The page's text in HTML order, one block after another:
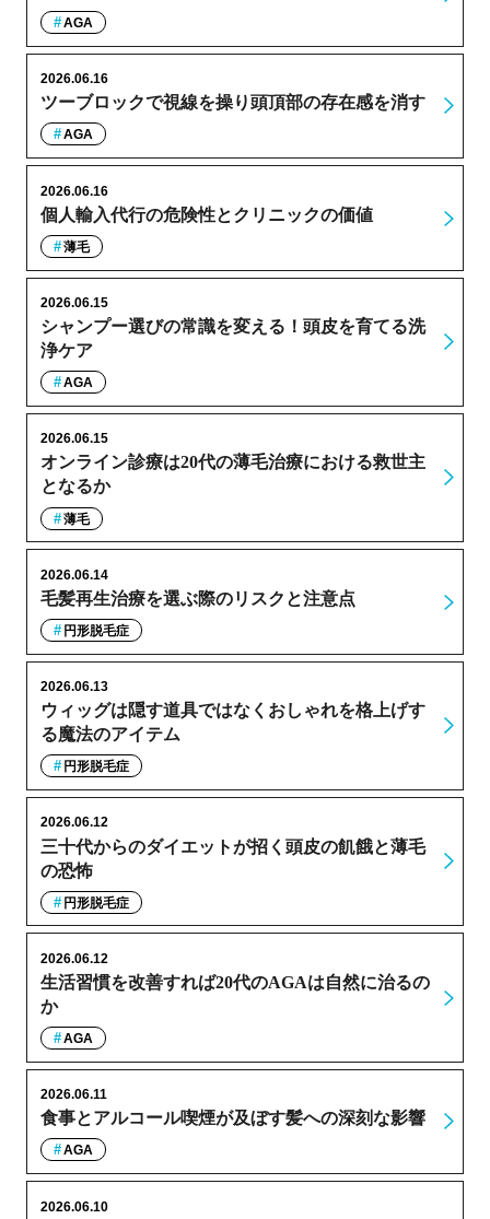
AGA
ツーブロックで視線を操り頭頂部の存在感を消す
2026.06.16
AGA
個人輸入代行の危険性とクリニックの価値
2026.06.16
薄毛
シャンプー選びの常識を変える！頭皮を育てる洗
浄ケア
2026.06.15
AGA
オンライン診療は20代の薄毛治療における救世主
となるか
2026.06.15
薄毛
毛髪再生治療を選ぶ際のリスクと注意点
2026.06.14
円形脱毛症
ウィッグは隠す道具ではなくおしゃれを格上げす
る魔法のアイテム
2026.06.13
円形脱毛症
三十代からのダイエットが招く頭皮の飢餓と薄毛
の恐怖
2026.06.12
円形脱毛症
生活習慣を改善すれば20代のAGAは自然に治るの
か
2026.06.12
AGA
食事とアルコール喫煙が及ぼす髪への深刻な影響
2026.06.11
AGA
2026.06.10